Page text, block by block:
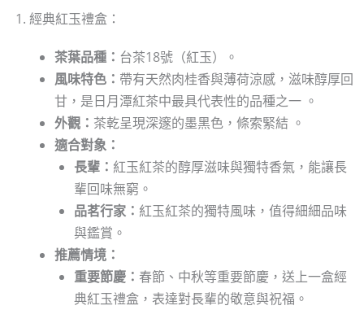
1. 經典紅玉禮盒：
茶葉品種： 台茶18號（紅玉）。
風味特色： 帶有天然肉桂香與薄荷涼感，滋味醇厚回
甘，是日月潭紅茶中最具代表性的品種之一 。
外觀： 茶乾呈現深邃的墨黑色，條索緊結 。
適合對象：
長輩： 紅玉紅茶的醇厚滋味與獨特香氣，能讓長
輩回味無窮。
品茗行家： 紅玉紅茶的獨特風味，值得細細品味
與鑑賞。
推薦情境：
重要節慶： 春節、中秋等重要節慶，送上一盒經
典紅玉禮盒，表達對長輩的敬意與祝福。